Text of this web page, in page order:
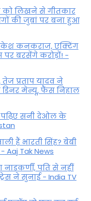
को लिखने से गीतकार
की जुबां पर बना हुआ
कनकराज, एक्टिंग
पर बरसेंगे करोड़ों! -
प्रताप यादव ने
मेन्यू, फैंस न‍िहाल
पढ़िए सनी देओल के
हैं भारती सिंह? बेबी
Tak News
पति से नहीं
ने सुनाई - India TV